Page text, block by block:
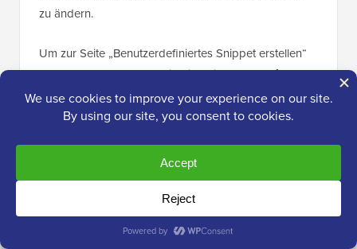
Um zur Seite „Benutzerdefiniertes Snippet erstellen“
» + Snippet hinzufügenin der Admin-Seitenleiste.